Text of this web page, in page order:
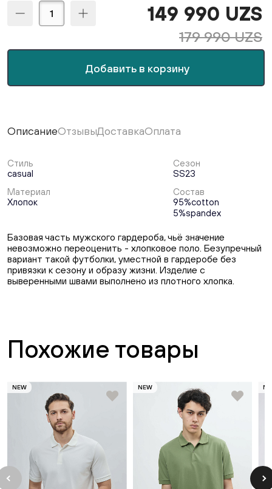
Добавить в корзину
149 990 UZS
179 990 UZS
ОписаниеОтзывыДоставкаОплата
Стиль
casual
Сезон
SS23
Материал
Хлопок
Состав
95%cotton
5%spandex
Базовая часть мужского гардероба, чьё значение
невозможно переоценить - хлопковое поло. Безупречный
вариант такой футболки, уместной в гардеробе без
привязки к сезону и образу жизни. Изделие с
выверенными швами выполнено из плотного хлопка.
Похожие товары
NEW NEW